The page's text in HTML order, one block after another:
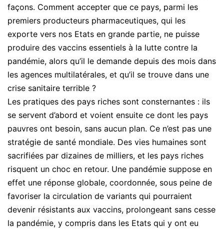
façons. Comment accepter que ce pays, parmi les
premiers producteurs pharmaceutiques, qui les
exporte vers nos Etats en grande partie, ne puisse
produire des vaccins essentiels à la lutte contre la
pandémie, alors qu’il le demande depuis des mois dans
les agences multilatérales, et qu’il se trouve dans une
crise sanitaire terrible ?
Les pratiques des pays riches sont consternantes : ils
se servent d’abord et voient ensuite ce dont les pays
pauvres ont besoin, sans aucun plan. Ce n’est pas une
stratégie de santé mondiale. Des vies humaines sont
sacrifiées par dizaines de milliers, et les pays riches
risquent un choc en retour. Une pandémie suppose en
effet une réponse globale, coordonnée, sous peine de
favoriser la circulation de variants qui pourraient
devenir résistants aux vaccins, prolongeant sans cesse
la pandémie, y compris dans les Etats qui y ont eu